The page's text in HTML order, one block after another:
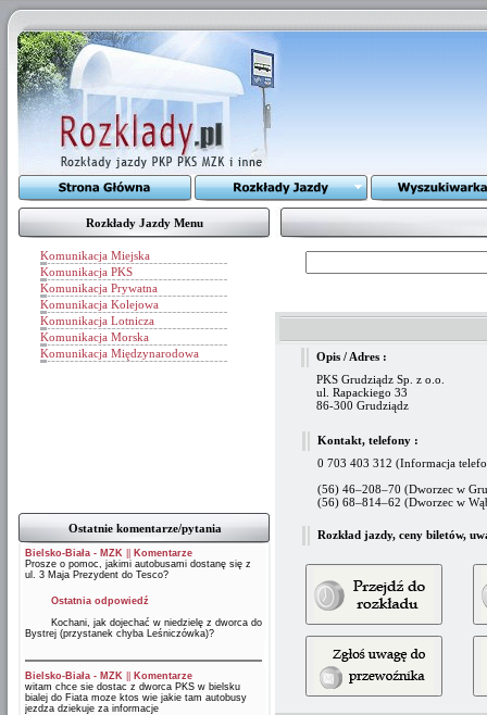
Rozkłady Jazdy Menu
Komunikacja Miejska
Komunikacja PKS
Komunikacja Prywatna
Komunikacja Kolejowa
Komunikacja Lotnicza
Komunikacja Morska
Komunikacja Międzynarodowa
Ostatnie komentarze/pytania
Bielsko-Biała - MZK
Komentarze
Prosze o pomoc, jakimi autobusami dostanę się z
ul. 3 Maja Prezydent do Tesco?
Ostatnia odpowiedź
Kochani, jak dojechać w niedzielę z dworca do
Bystrej (przystanek chyba Leśniczówka)?
Bielsko-Biała - MZK
Komentarze
witam chce sie dostac z dworca PKS w bielsku
bialej do Fiata moze ktos wie jakie tam autobusy
jezdza dziekuje za informacje
Opis / Adres :
PKS Grudziądz Sp. z o.o.
ul. Rapackiego 33
86-300 Grudziądz
Kontakt, telefony :
0 703 403 312 (Informacja
(56) 46–208–70 (Dworzec w
(56) 68–814–62 (Dworzec w
Rozkład jazdy, ceny biletów,